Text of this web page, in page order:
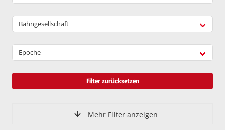
Bahngesellschaft
Epoche
Filter zurücksetzen
Mehr Filter anzeigen